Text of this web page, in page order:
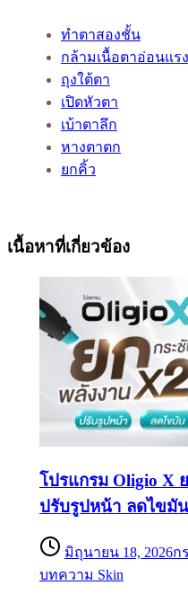
ทำตาสองชั้น
กล้ามเนื้อตาอ่อนแรง
ถุงใต้ตา
เปิดหัวตา
เบ้าตาลึก
หางตาตก
ยกคิ้ว
เนื้อหาที่เกี่ยวข้อง
โปรแกรม Oligio X
ปรับรูปหน้า ลดไขมัน
มิถุนายน 18, 2026ก
บทความ Skin